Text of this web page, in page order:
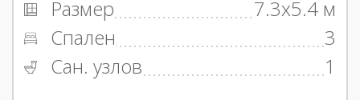
Размер
7.3x5.4 м
Спален
3
Сан. узлов
1